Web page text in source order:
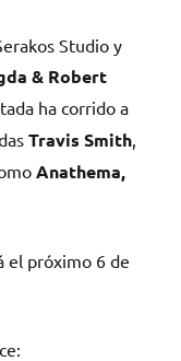
Studio y
& Robert
ha corrido a
Travis Smith
Anathema,
el próximo 6 de